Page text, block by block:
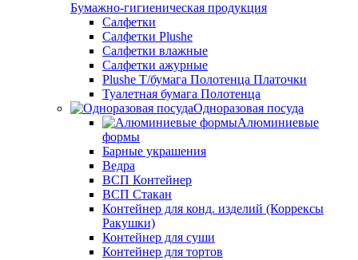
Бумажно-гигиеническая продукция
Салфетки
Салфетки Plushe
Салфетки влажные
Салфетки ажурные
Plushe Т/бумага Полотенца Платочки
Туалетная бумага Полотенца
Одноразовая посуда
Алюминиевые
формы
Барные украшения
Ведра
ВСП Контейнер
ВСП Стакан
Контейнер для конд. изделий (Коррексы
Ракушки)
Контейнер для суши
Контейнер для тортов